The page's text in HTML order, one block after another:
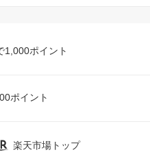
1,000ポイント
ポイント
楽天市場トップ